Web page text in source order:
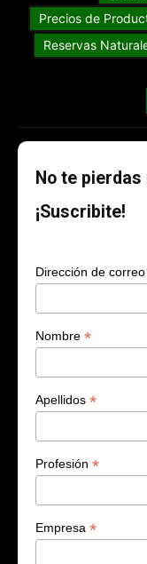
Precios de
Reservas
No te
¡Suscribite!
Dirección de
Nombre *
Apellidos *
Profesión *
Empresa *